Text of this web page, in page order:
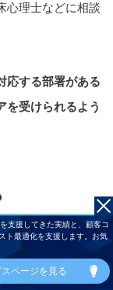
心理士などに相談
応する部署がある
を受けられるよう
カスハラ対策を周
支援してきた実績と、顧客コ
ト最適化を支援します。お気
ページを見る